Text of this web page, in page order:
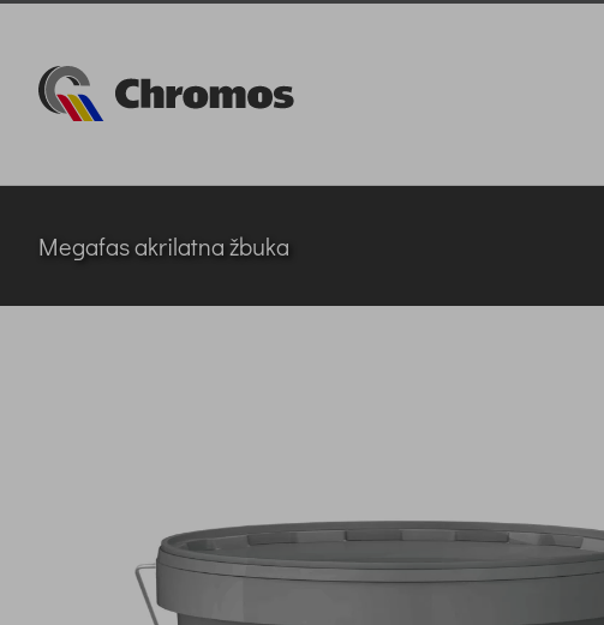
content
Megafas akrilatna žbuka